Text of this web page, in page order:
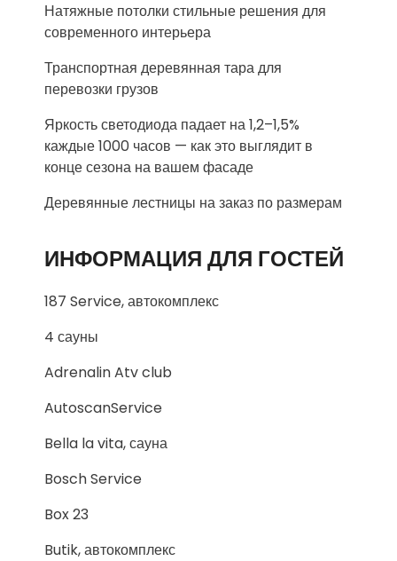
Натяжные потолки стильные решения для
современного интерьера
Транспортная деревянная тара для
перевозки грузов
Яркость светодиода падает на 1,2–1,5%
каждые 1000 часов — как это выглядит в
конце сезона на вашем фасаде
Деревянные лестницы на заказ по размерам
ИНФОРМАЦИЯ ДЛЯ ГОСТЕЙ
187 Service, автокомплекс
4 сауны
Adrenalin Atv club
AutoscanService
Bella la vita, сауна
Bosch Service
Box 23
Butik, автокомплекс